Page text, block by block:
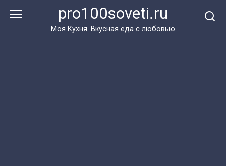
pro100soveti.ru
Моя Кухня. Bкусная еда с любовью